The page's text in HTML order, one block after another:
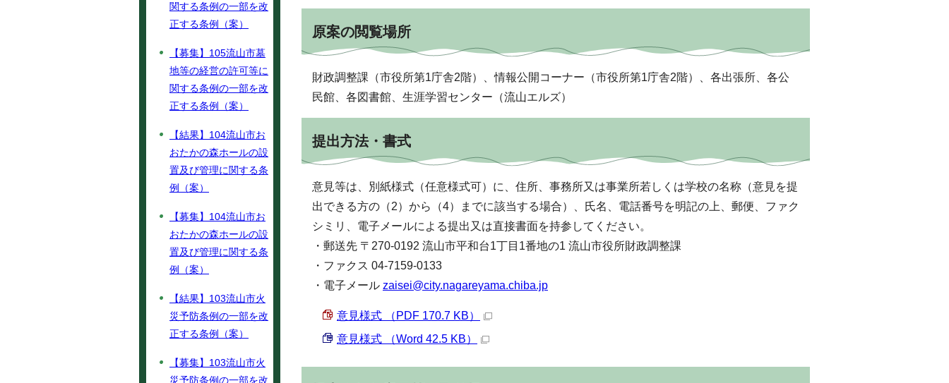
原案の閲覧場所
財政調整課（市役所第1庁舎2階）、情報公開コーナー（市役所第1庁舎2階）、各出張所、各公
民館、各図書館、生涯学習センター（流山エルズ）
提出方法・書式
意見等は、別紙様式（任意様式可）に、住所、事務所又は事業所若しくは学校の名称（意見を提
出できる方の（2）から（4）までに該当する場合）、氏名、電話番号を明記の上、郵便、ファク
シミリ、電子メールによる提出又は直接書面を持参してください。
・郵送先 〒270-0192 流山市平和台1丁目1番地の1 流山市役所財政調整課
・ファクス 04-7159-0133
・電子メール zaisei@city.nagareyama.chiba.jp
意見様式 （PDF 170.7 KB）
意見様式 （Word 42.5 KB）
関する条例の一部を改
正する条例（案）
【募集】105流山市墓
地等の経営の許可等に
関する条例の一部を改
正する条例（案）
【結果】104流山市お
おたかの森ホールの設
置及び管理に関する条
例（案）
【募集】104流山市お
おたかの森ホールの設
置及び管理に関する条
例（案）
【結果】103流山市火
災予防条例の一部を改
正する条例（案）
【募集】103流山市火
災予防条例の一部を改